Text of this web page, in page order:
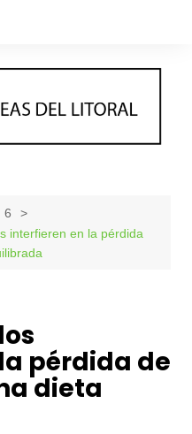
6
interfieren en la pérdida
pérdida de
dieta